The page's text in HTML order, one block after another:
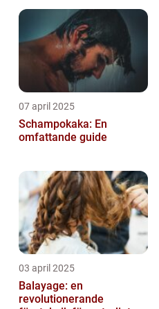
07 april 2025
Schampokaka: En
omfattande guide
03 april 2025
Balayage: en
revolutionerande